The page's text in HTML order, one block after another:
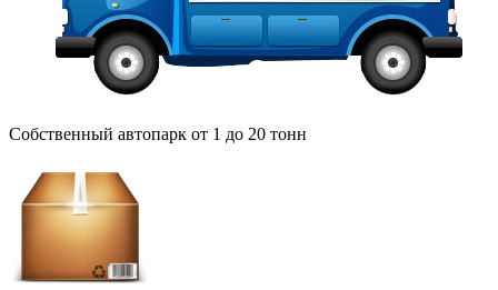
Собственный автопарк от 1 до 20 тонн